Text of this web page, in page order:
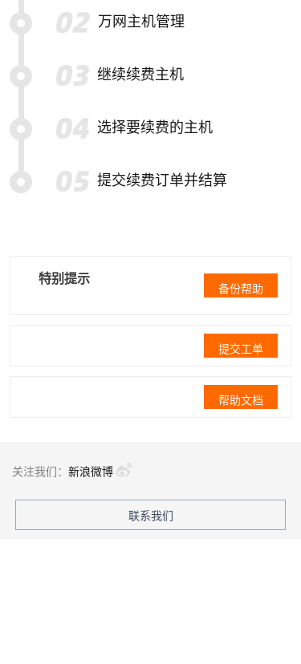
万网主机管理
继续续费主机
选择要续费的主机
提交续费订单并结算
特别提示
备份帮助
提交工单
帮助文档